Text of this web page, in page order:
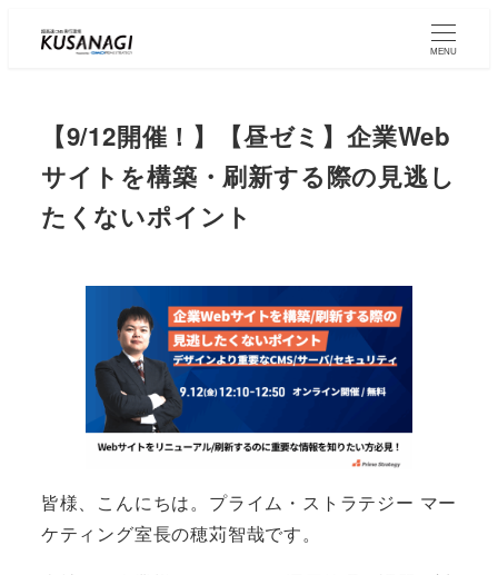
Skip
MENU
【9/12開催！】【昼ゼミ】企業Web
サイトを構築・刷新する際の見逃し
たくないポイント
皆様、こんにちは。プライム・ストラテジー マー
ケティング室長の穂苅智哉です。